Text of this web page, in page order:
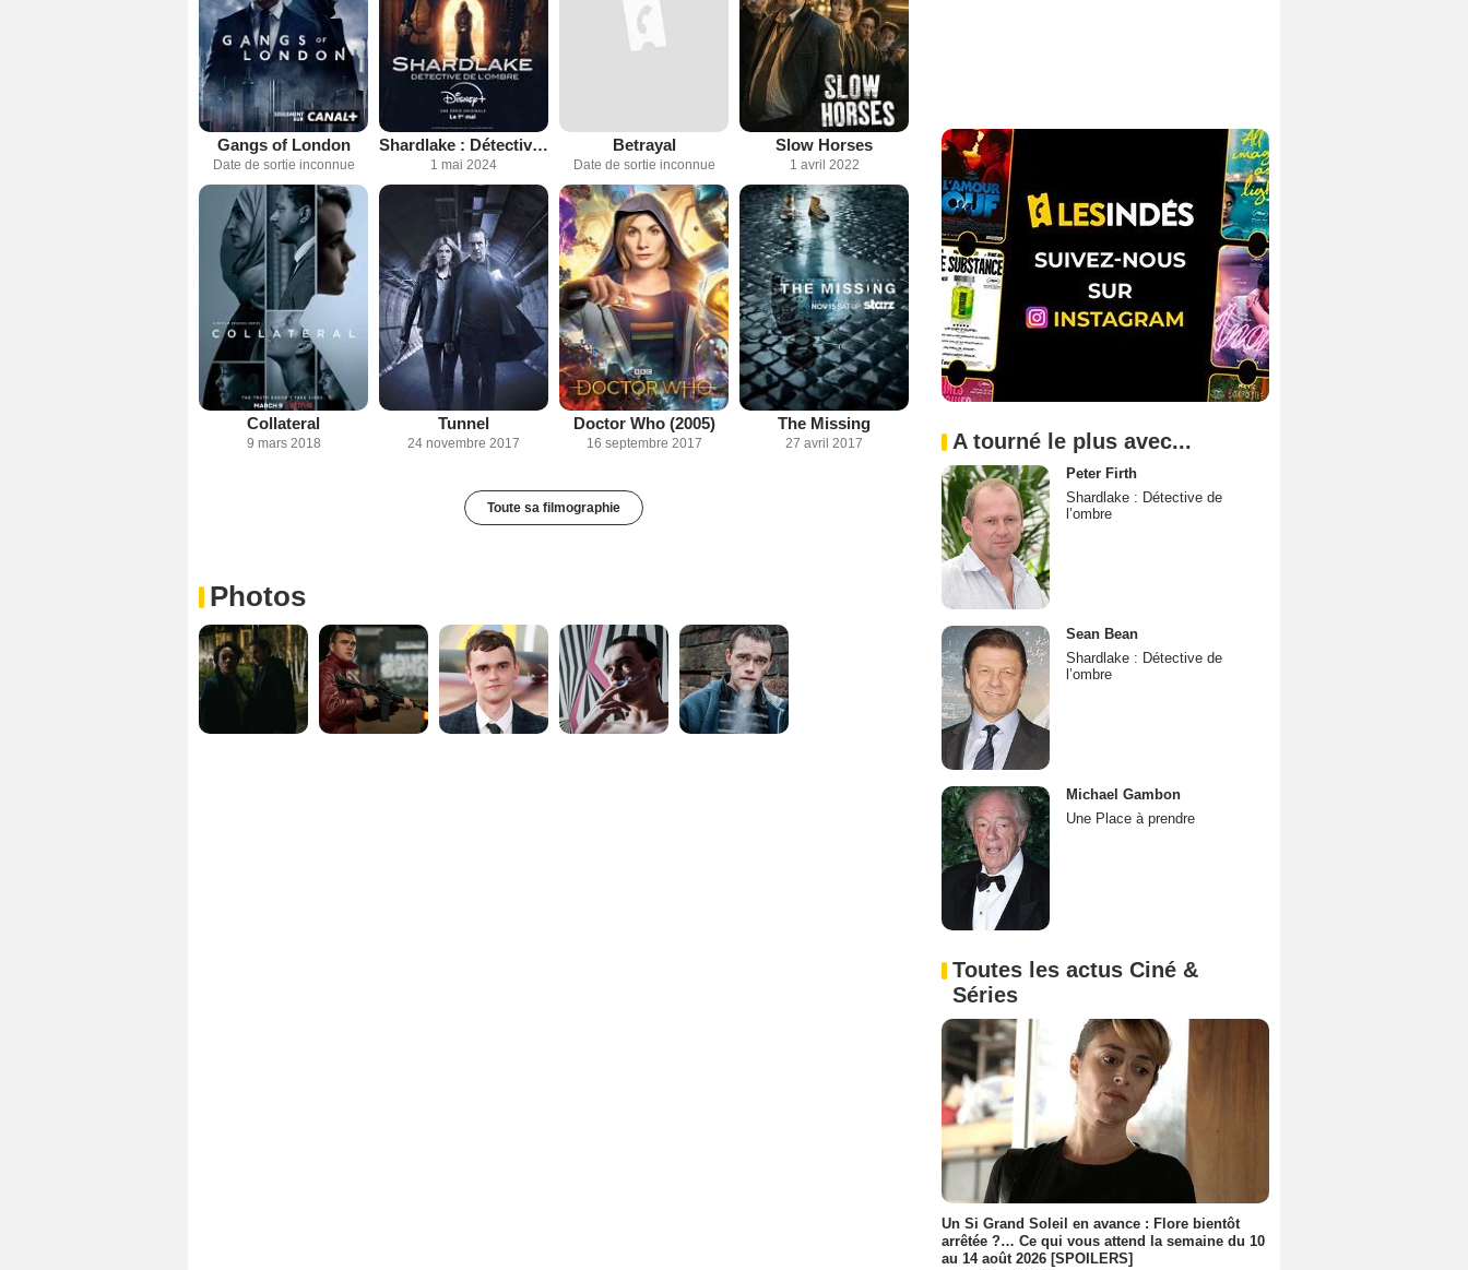
Gangs of London
Date de sortie inconnue
Shardlake : Détective de l’ombre
1 mai 2024
Betrayal
Date de sortie inconnue
Slow Horses
1 avril 2022
Collateral
9 mars 2018
Tunnel
24 novembre 2017
Doctor Who (2005)
16 septembre 2017
The Missing
27 avril 2017
Toute sa filmographie
Photos
A tourné le plus avec...
Peter Firth
Shardlake : Détective de
l’ombre
Sean Bean
Shardlake : Détective de
l’ombre
Michael Gambon
Une Place à prendre
Toutes les actus Ciné &
Séries
Un Si Grand Soleil en avance : Flore bientôt
arrêtée ?… Ce qui vous attend la semaine du 10
au 14 août 2026 [SPOILERS]